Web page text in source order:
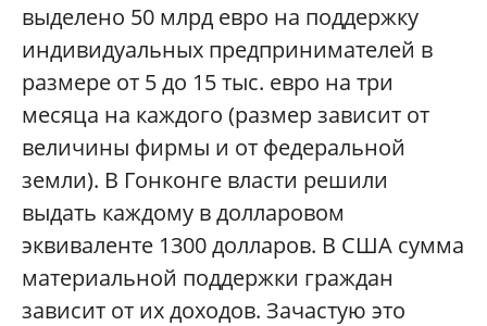
выделено 50 млрд евро на поддержку
индивидуальных предпринимателей в
размере от 5 до 15 тыс. евро на три
месяца на каждого (размер зависит от
величины фирмы и от федеральной
земли). В Гонконге власти решили
выдать каждому в долларовом
эквиваленте 1300 долларов. В США сумма
материальной поддержки граждан
зависит от их доходов. Зачастую это